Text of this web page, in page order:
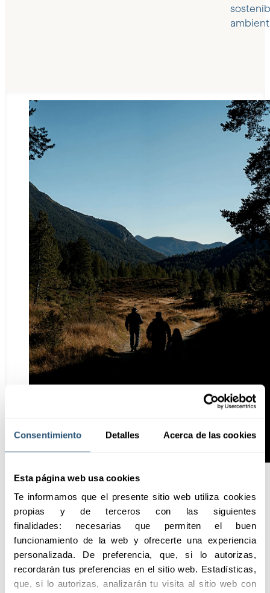
Consentimiento Detalles Acerca de las cookies
Esta página web usa cookies
Te informamos que el presente sitio web utiliza cookies
propias y de terceros con las siguientes
finalidades: necesarias que permiten el buen
funcionamiento de la web y ofrecerte una experiencia
personalizada. De preferencia, que, si lo autorizas,
recordarán tus preferencias en el sitio web. Estadísticas,
que, si lo autorizas, analizarán tu visita al sitio web con
Puntos
destacados
Solicitar información